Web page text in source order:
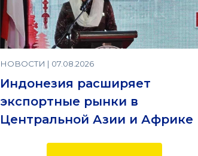
НОВОСТИ | 07.08.2026
Индонезия расширяет
экспортные рынки в
Центральной Азии и Африке